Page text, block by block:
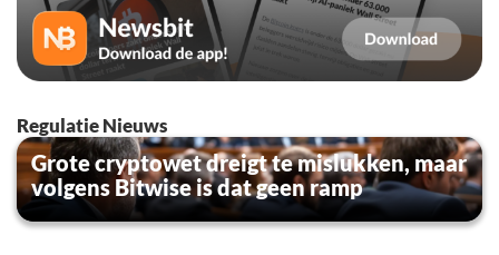
Regulatie Nieuws
Grote cryptowet dreigt te mislukken, maar
volgens Bitwise is dat geen ramp